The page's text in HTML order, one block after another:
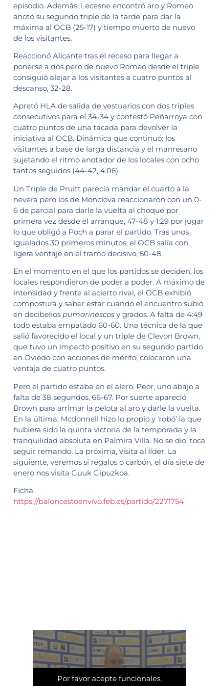
episodio. Además, Lecesne encontró aro y Romeo
anotó su segundo triple de la tarde para dar la
máxima al OCB (25-17) y tiempo muerto de nuevo
de los visitantes.
Reaccionó Alicante tras el receso para llegar a
ponerse a dos pero de nuevo Romeo desde el triple
consiguió alejar a los visitantes a cuatro puntos al
descanso, 32-28.
Apretó HLA de salida de vestuarios con dos triples
consecutivos para el 34-34 y contestó Peñarroya con
cuatro puntos de una tacada para devolver la
iniciativa al OCB. Dinámica que continuó: los
visitantes a base de larga distancia y el manresano
sujetando el ritmo anotador de los locales con ocho
tantos seguidos (44-42, 4:06)
Un Triple de Pruitt parecía mandar el cuarto a la
nevera pero los de Monclova reaccionaron con un 0-
6 de parcial para darle la vuelta al choque por
primera vez desde el arranque, 47-48 y 1:29 por jugar
lo que obligó a Poch a parar el partido. Tras unos
igualados 30 primeros minutos, el OCB salía con
ligera ventaje en el tramo decisivo, 50-48.
En el momento en el que los partidos se deciden, los
locales respondieron de poder a poder. A máximo de
intensidad y frente al acierto rival, el OCB exhibió
compostura y saber estar cuando el encuentro subió
en decibelios pumarinescos y grados. A falta de 4:49
todo estaba empatado 60-60. Una técnica de la que
salió favorecido el local y un triple de Clevon Brown,
que tuvo un impacto positivo en su segundo partido
en Oviedo con acciones de mérito, colocaron una
ventaja de cuatro puntos.
Pero el partido estaba en el alero. Peor, uno abajo a
falta de 38 segundos, 66-67. Por suerte apareció
Brown para arrimar la pelota al aro y darle la vuelta.
En la última, Mcdonnell hizo lo propio y ‘robó’ la que
hubiera sido la quinta victoria de la temporada y la
tranquilidad absoluta en Palmira Villa. No se dio, toca
seguir remando. La próxima, visita al líder. La
siguiente, veremos si regalos o carbón, el día siete de
enero nos visita Guuk Gipuzkoa.
Ficha:
https://baloncestoenvivo.feb.es/partido/2271754
Por favor acepte funcionales,